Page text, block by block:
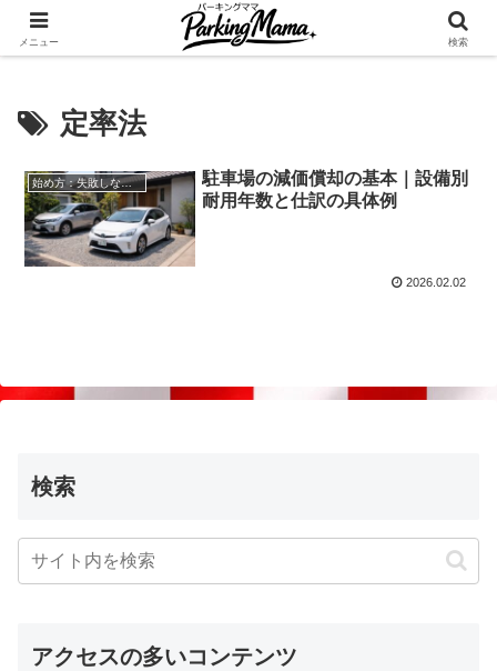
✨空き家・自宅の駐車場を貸してゆとりget🍵
定率法
始め方：失敗しない自宅駐車場貸し出し
駐車場の減価償却の基本｜設備別
耐用年数と仕訳の具体例
2026.02.02
検索
アクセスの多いコンテンツ
メニュー 検索